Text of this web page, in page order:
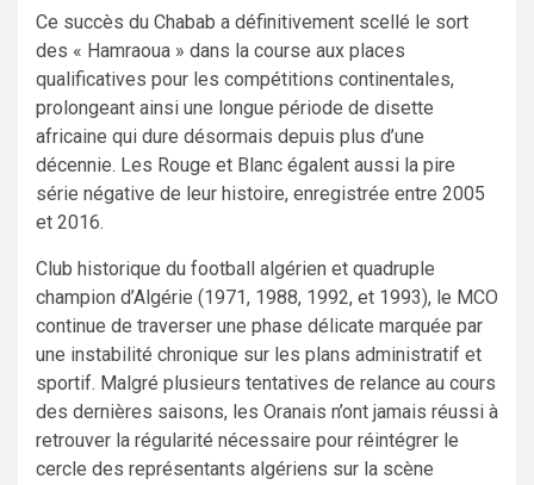
Ce succès du Chabab a définitivement scellé le sort
des « Hamraoua » dans la course aux places
qualificatives pour les compétitions continentales,
prolongeant ainsi une longue période de disette
africaine qui dure désormais depuis plus d’une
décennie. Les Rouge et Blanc égalent aussi la pire
série négative de leur histoire, enregistrée entre 2005
et 2016.
Club historique du football algérien et quadruple
champion d’Algérie (1971, 1988, 1992, et 1993), le MCO
continue de traverser une phase délicate marquée par
une instabilité chronique sur les plans administratif et
sportif. Malgré plusieurs tentatives de relance au cours
des dernières saisons, les Oranais n’ont jamais réussi à
retrouver la régularité nécessaire pour réintégrer le
cercle des représentants algériens sur la scène